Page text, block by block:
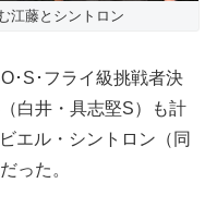
江藤とシントロン
･S･フライ級挑戦者決
白井・具志堅S）も計
エル・シントロン（同
った。